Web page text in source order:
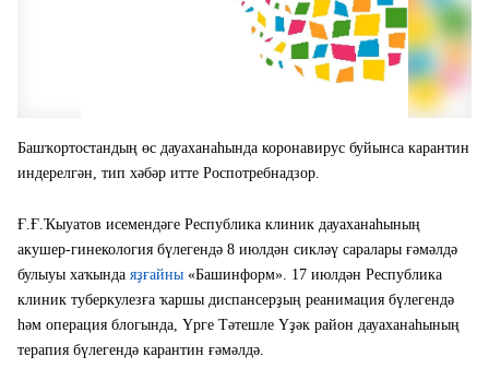
Башҡортостандың өс дауаханаһында коронавирус буйынса карантин
индерелгән, тип хәбәр итте Роспотребнадзор.
Ғ.Ғ.Ҡыуатов исемендәге Республика клиник дауаханаһының
акушер-гинекология бүлегендә 8 июлдән сикләү саралары ғәмәлдә
булыуы хаҡында яҙғайны «Башинформ». 17 июлдән Республика
клиник туберкулезға ҡаршы диспансерҙың реанимация бүлегендә
һәм операция блогында, Үрге Тәтешле Үҙәк район дауаханаһының
терапия бүлегендә карантин ғәмәлдә.